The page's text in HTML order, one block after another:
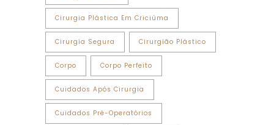
Cirurgia Plástica Em Criciúma
Cirurgia Segura Cirurgião Plástico
Corpo Corpo Perfeito
Cuidados Após Cirurgia
Cuidados Pré-Operatórios